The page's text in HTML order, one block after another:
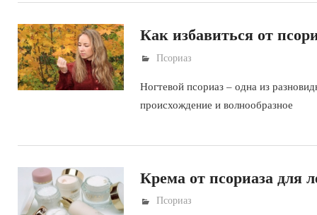
Как избавиться от
Псориаз
Ногтевой псориаз – одна из
происхождение и волнообразное
Крема от псориаза для
Псориаз